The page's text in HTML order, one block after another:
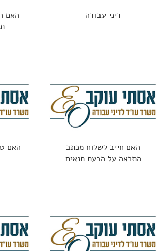
דיני עבודה
האם
האם חייב לשלוח מכתב
התראה על הרעת תנאים
האם